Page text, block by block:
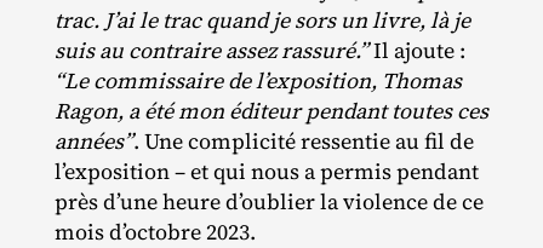
trac. J’ai le trac quand je sors un livre, là je
suis au contraire assez rassuré.”Il ajoute :
“Le commissaire de l’exposition, Thomas
Ragon, a été mon éditeur pendant toutes ces
années”. Une complicité ressentie au fil de
l’exposition – et qui nous a permis pendant
près d’une heure d’oublier la violence de ce
mois d’octobre 2023.